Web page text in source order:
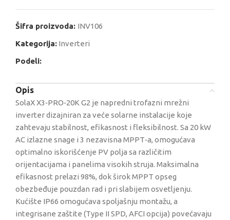
Šifra proizvoda: INV106
Kategorija: Inverteri
Podeli:
Opis
SolaX X3‑PRO‑20K G2 je napredni trofazni mrežni
inverter dizajniran za veće solarne instalacije koje
zahtevaju stabilnost, efikasnost i fleksibilnost. Sa 20 kW
AC izlazne snage i 3 nezavisna MPPT‑a, omogućava
optimalno iskorišćenje PV polja sa različitim
orijentacijama i panelima visokih struja. Maksimalna
efikasnost prelazi 98%, dok širok MPPT opseg
obezbeđuje pouzdan rad i pri slabijem osvetljenju.
Kućište IP66 omogućava spoljašnju montažu, a
integrisane zaštite (Type II SPD, AFCI opcija) povećavaju